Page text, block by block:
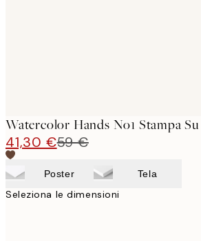
Watercolor Hands No1 Stampa Su
41,30 €59 €
Poster Tela
Seleziona le dimensioni